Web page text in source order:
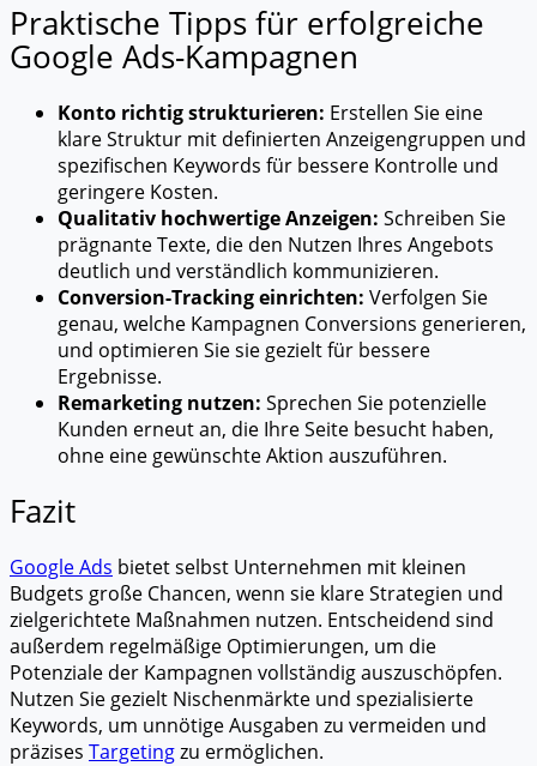
Praktische Tipps für erfolgreiche
Google Ads-Kampagnen
Konto richtig strukturieren: Erstellen Sie eine
klare Struktur mit definierten Anzeigengruppen und
spezifischen Keywords für bessere Kontrolle und
geringere Kosten.
Qualitativ hochwertige Anzeigen: Schreiben Sie
prägnante Texte, die den Nutzen Ihres Angebots
deutlich und verständlich kommunizieren.
Conversion-Tracking einrichten: Verfolgen Sie
genau, welche Kampagnen Conversions generieren,
und optimieren Sie sie gezielt für bessere
Ergebnisse.
Remarketing nutzen: Sprechen Sie potenzielle
Kunden erneut an, die Ihre Seite besucht haben,
ohne eine gewünschte Aktion auszuführen.
Fazit
Google Ads bietet selbst Unternehmen mit kleinen
Budgets große Chancen, wenn sie klare Strategien und
zielgerichtete Maßnahmen nutzen. Entscheidend sind
außerdem regelmäßige Optimierungen, um die
Potenziale der Kampagnen vollständig auszuschöpfen.
Nutzen Sie gezielt Nischenmärkte und spezialisierte
Keywords, um unnötige Ausgaben zu vermeiden und
präzises Targetingzu ermöglichen.